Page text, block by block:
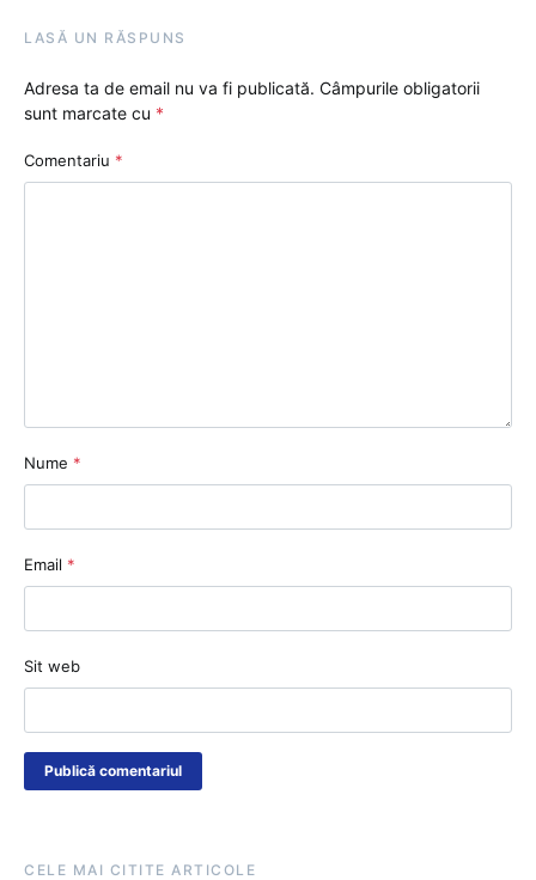
LASĂ UN RĂSPUNS
Adresa ta de email nu va fi publicată. Câmpurile obligatorii
sunt marcate cu *
Comentariu *
Nume *
Email *
Sit web
CELE MAI CITITE ARTICOLE